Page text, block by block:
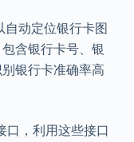
自动定位银行卡图
含银行卡号、银
银行卡准确率高
，利用这些接口